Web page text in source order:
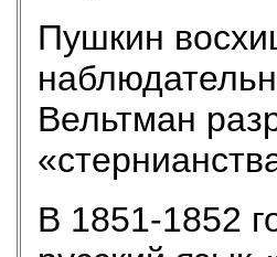
Пушкин
Вельтман
В 1851-1852